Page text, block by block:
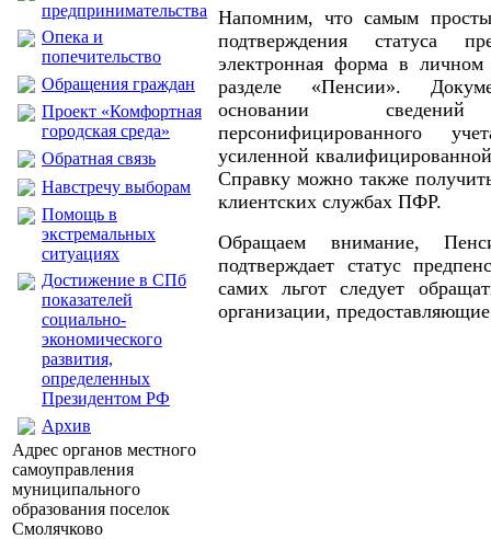
предпринимательства
Опека и
попечительство
Обращения граждан
Проект «Комфортная
городская среда»
Обратная связь
Навстречу выборам
Помощь в
экстремальных
ситуациях
Достижение в СПб
показателей
социально-
экономического
развития,
определенных
Президентом РФ
Архив
Адрес органов местного
самоуправления
муниципального
образования поселок
Смолячково
Напомним, что самым
подтверждения статуса
электронная форма в личном
разделе «Пенсии».
основании сведений
персонифицированного
усиленной
Справку можно также
клиентских службах ПФР.
Обращаем внимание,
подтверждает статус
самих льгот следует
организации,